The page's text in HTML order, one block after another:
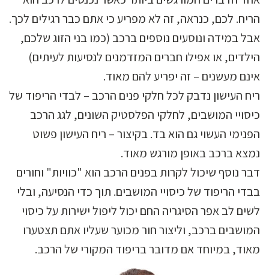
הריח. לכם, כנראה, זה לא מפריע כי אתם כבר רגילים לכך.
אבל במידה ונוסעים נוספים ברכב (כמו בני הזוג שלכם,
הילדים, או אפילו חברים המזדמנים לנסיעות לעיתים)
אינם מעשנים – זה יפריע להם מאוד.
ריח העישון נדבק לכל חלקי פנים הרכב – לבדי הריפוד של
כיסויי המושבים, לחלקי הפלסטיק השונים, לגג הרכב
הפנימי העשוי גם הוא בד. בקיצור – ריח העישון פשוט
נמצא ברכב באופן מורגש מאוד.
דבר נוסף שיכול לקרות בפנים הרכב הוא "כוויות" וחורים
בבדי הריפוד של כיסויי המושבים. תוך כדי הנסיעה, ובלי
לשים לב אפר הסיגריה החם יכול ליפול ישירות על כיסוי
המושבים ברכב, וליצור חור מכוער שעליו אתם תצטערו
מאוד, במיוחד אם מדובר בריפוד המקורי של הרכב.